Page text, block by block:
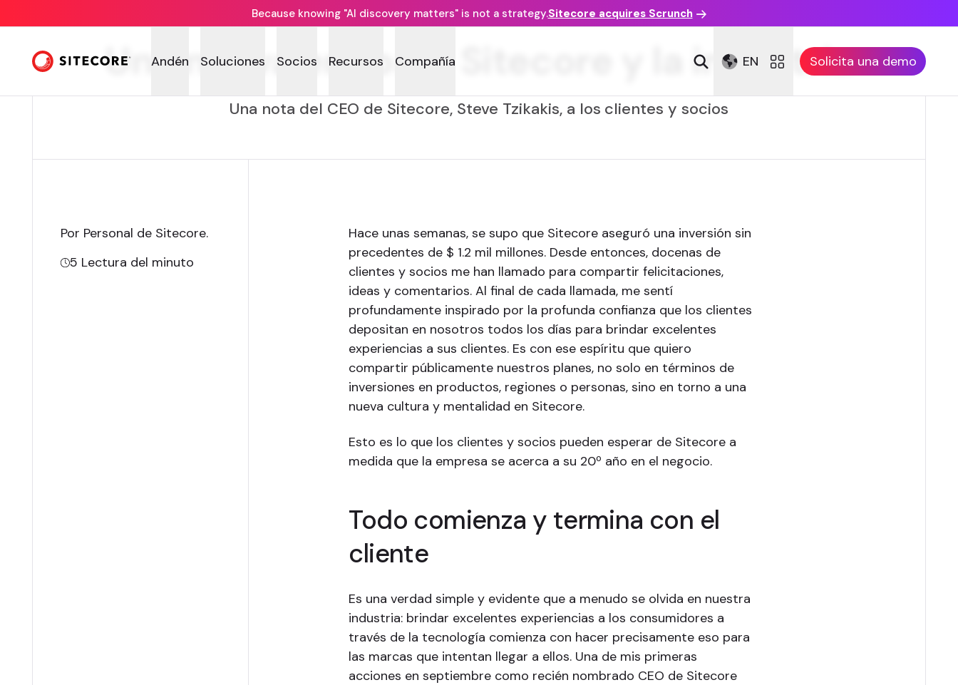
Because knowing "AI discovery matters" is not a strategy.Sitecore acquires Scrunch
Andén Soluciones Socios Recursos Compañía EN Solicita una demo
Una nueva era para Sitecore y la industria
Una nota del CEO de Sitecore, Steve Tzikakis, a los clientes y socios
Por Personal de Sitecore.
5 Lectura del minuto
Hace unas semanas, se supo que Sitecore aseguró una inversión sin
precedentes de $ 1.2 mil millones. Desde entonces, docenas de
clientes y socios me han llamado para compartir felicitaciones,
ideas y comentarios. Al final de cada llamada, me sentí
profundamente inspirado por la profunda confianza que los clientes
depositan en nosotros todos los días para brindar excelentes
experiencias a sus clientes. Es con ese espíritu que quiero
compartir públicamente nuestros planes, no solo en términos de
inversiones en productos, regiones o personas, sino en torno a una
nueva cultura y mentalidad en Sitecore.
Esto es lo que los clientes y socios pueden esperar de Sitecore a
medida que la empresa se acerca a su 20º año en el negocio.
Todo comienza y termina con el
cliente
Es una verdad simple y evidente que a menudo se olvida en nuestra
industria: brindar excelentes experiencias a los consumidores a
través de la tecnología comienza con hacer precisamente eso para
las marcas que intentan llegar a ellos. Una de mis primeras
acciones en septiembre como recién nombrado CEO de Sitecore